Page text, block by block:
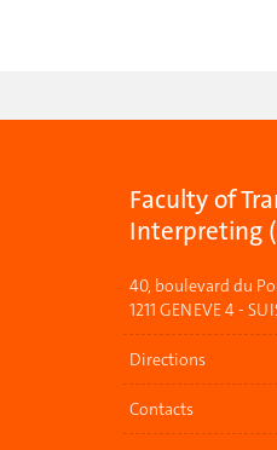
Faculty of
Interpreting
40, boulevard du
1211 GENEVE 4 -
Directions
Contacts